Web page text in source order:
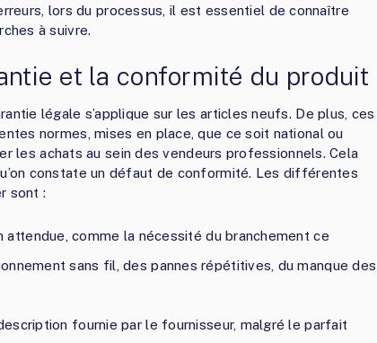
lors du processus, il est essentiel de connaître
à suivre.
et la conformité du produit
légale s’applique sur les articles neufs. De plus, ces
normes, mises en place, que ce soit national ou
les achats au sein des vendeurs professionnels. Cela
constate un défaut de conformité. Les différentes
sont :
attendue, comme la nécessité du branchement ce
sans fil, des pannes répétitives, du manque des
fournie par le fournisseur, malgré le parfait